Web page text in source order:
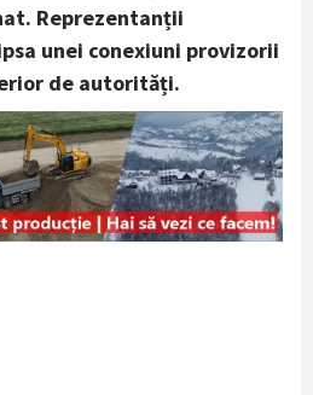
Reprezentanții
unei conexiuni provizorii
de autorități.